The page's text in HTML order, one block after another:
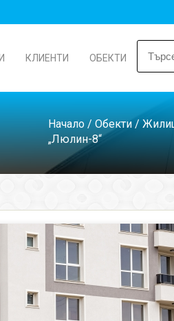
КЛИЕНТИ ОБЕКТИ
Начало / Обекти/
„Люлин-8“